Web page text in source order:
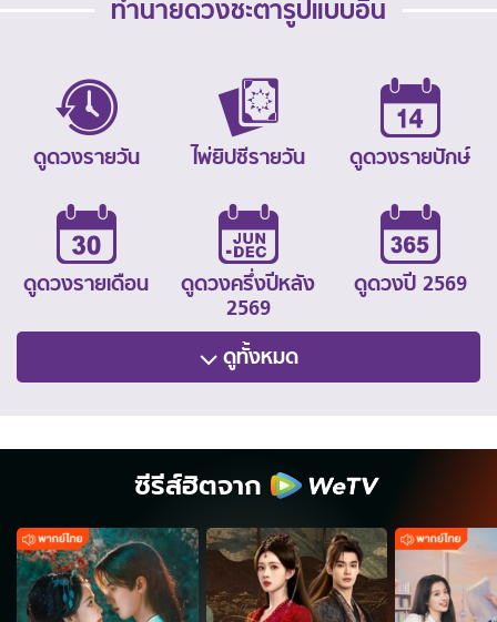
ทำนายดวงชะตารูปแบบอื่น
ดูดวงรายวัน ไพ่ยิปซีรายวัน ดูดวงรายปักษ์
ดูดวงรายเดือน
ดูดวงครึ่งปีหลัง
2569
ดูดวงปี 2569
ดูทั้งหมด
ซีรีส์ฮิตจาก